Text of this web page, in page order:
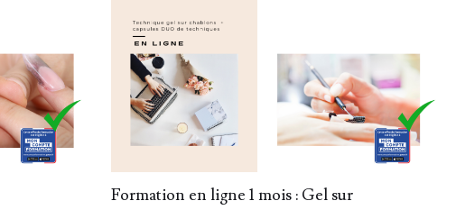
Formation en ligne 1 mois : Gel sur